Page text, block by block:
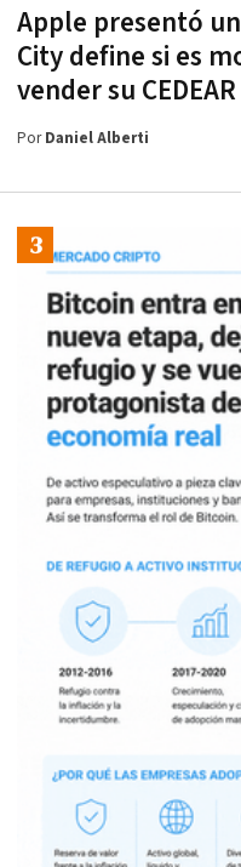
Apple presentó
City define si es
vender su CEDEAR
PorDaniel Alberti